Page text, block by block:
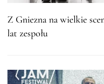
Z Gniezna na wielkie
lat zespołu